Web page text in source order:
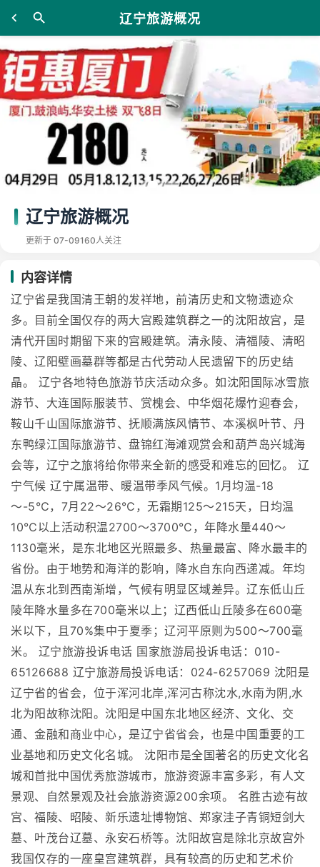
辽宁旅游概况
辽宁旅游概况
更新于 07-09160人关注
内容详情
辽宁省是我国清王朝的发祥地，前清历史和文物遗迹众
多。目前全国仅存的两大宫殿建筑群之一的沈阳故宫，是
清代开国时期留下来的宫殿建筑。清永陵、清福陵、清昭
陵、辽阳壁画墓群等都是古代劳动人民遗留下的历史结
晶。 辽宁各地特色旅游节庆活动众多。如沈阳国际冰雪旅
游节、大连国际服装节、赏槐会、中华烟花爆竹迎春会，
鞍山千山国际旅游节、抚顺满族风情节、本溪枫叶节、丹
东鸭绿江国际旅游节、盘锦红海滩观赏会和葫芦岛兴城海
会等，辽宁之旅将给你带来全新的感受和难忘的回忆。 辽
宁气候 辽宁属温带、暖温带季风气候。1月均温-18
～-5℃，7月22～26℃，无霜期125～215天，日均温
10℃以上活动积温2700～3700℃，年降水量440～
1130毫米，是东北地区光照最多、热量最富、降水最丰的
省份。由于地势和海洋的影响，降水自东向西递减。年均
温从东北到西南渐增，气候有明显区域差异。辽东低山丘
陵年降水量多在700毫米以上；辽西低山丘陵多在600毫
米以下，且70%集中于夏季；辽河平原则为500～700毫
米。 辽宁旅游投诉电话 国家旅游局投诉电话：010-
65126688 辽宁旅游局投诉电话：024-6257069 沈阳是
辽宁省的省会，位于浑河北岸,浑河古称沈水,水南为阴,水
北为阳故称沈阳。沈阳是中国东北地区经济、文化、交
通、金融和商业中心，是辽宁省省会，也是中国重要的工
业基地和历史文化名城。 沈阳市是全国著名的历史文化名
城和首批中国优秀旅游城市，旅游资源丰富多彩，有人文
景观、自然景观及社会旅游资源200余项。 名胜古迹有故
宫、福陵、昭陵、新乐遗址博物馆、郑家洼子青铜短剑大
墓、叶茂台辽墓、永安石桥等。沈阳故宫是除北京故宫外
我国仅存的一座皇宫建筑群，具有较高的历史和艺术价